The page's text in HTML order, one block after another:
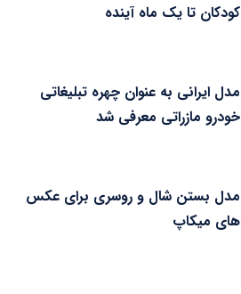
کودکان تا یک ماه آینده
مدل ایرانی به عنوان چهره تبلیغاتی
خودرو مازراتی معرفی شد
مدل بستن شال و روسری برای عکس
های میکاپ